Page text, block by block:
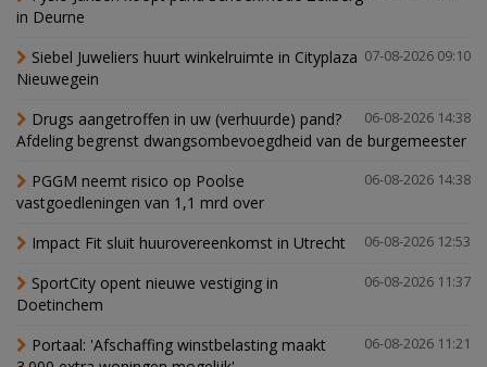
in Deurne
07-08-2026 09:10
Siebel Juweliers huurt winkelruimte in Cityplaza
Nieuwegein
06-08-2026 14:38
Drugs aangetroffen in uw (verhuurde) pand?
Afdeling begrenst dwangsombevoegdheid van de burgemeester
06-08-2026 14:38
PGGM neemt risico op Poolse
vastgoedleningen van 1,1 mrd over
06-08-2026 12:53
Impact Fit sluit huurovereenkomst in Utrecht
06-08-2026 11:37
SportCity opent nieuwe vestiging in
Doetinchem
06-08-2026 11:21
Portaal: 'Afschaffing winstbelasting maakt